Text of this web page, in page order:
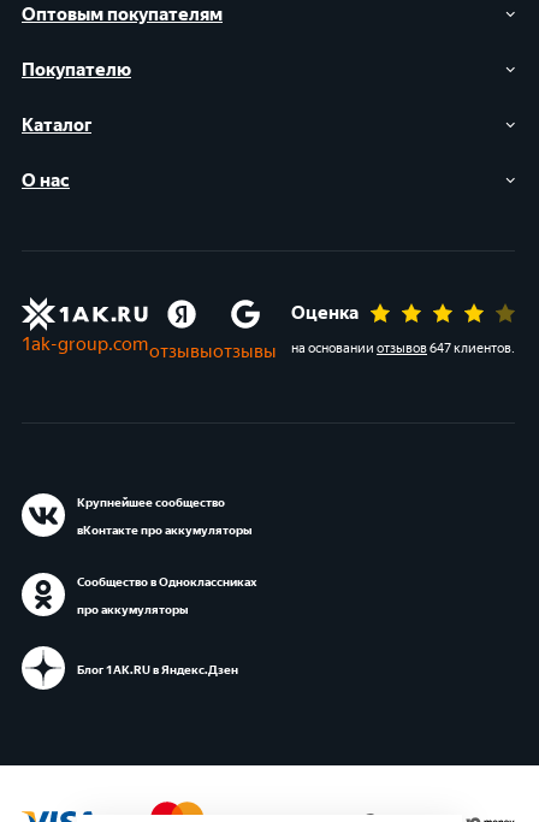
Оптовым покупателям
Покупателю
Каталог
О нас
1ak-group.comотзывыотзывы
Оценка
на основании отзывов647 клиентов.
Крупнейшее сообщество
вКонтакте про аккумуляторы
Сообщество в Одноклассниках
про аккумуляторы
Блог 1АК.RU в Яндекс.Дзен